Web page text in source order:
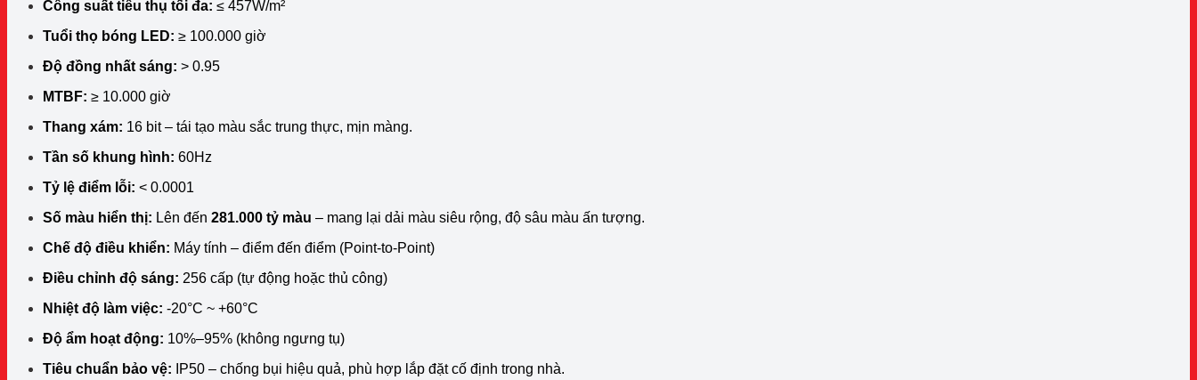
Công suất tiêu thụ tối đa: ≤ 457W/m²
Tuổi thọ bóng LED: ≥ 100.000 giờ
Độ đồng nhất sáng: > 0.95
MTBF: ≥ 10.000 giờ
Thang xám: 16 bit – tái tạo màu sắc trung thực, mịn màng.
Tần số khung hình: 60Hz
Tỷ lệ điểm lỗi: < 0.0001
Số màu hiển thị: Lên đến 281.000 tỷ màu – mang lại dải màu siêu rộng, độ sâu màu ấn tượng.
Chế độ điều khiển: Máy tính – điểm đến điểm (Point-to-Point)
Điều chỉnh độ sáng: 256 cấp (tự động hoặc thủ công)
Nhiệt độ làm việc: -20°C ~ +60°C
Độ ẩm hoạt động: 10%–95% (không ngưng tụ)
Tiêu chuẩn bảo vệ: IP50 – chống bụi hiệu quả, phù hợp lắp đặt cố định trong nhà.